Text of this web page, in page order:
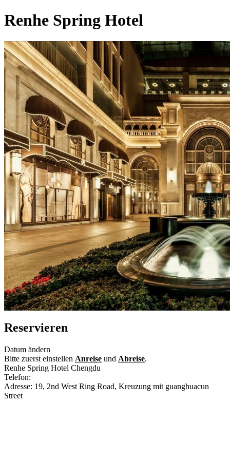
Renhe Spring Hotel
Reservieren
Datum ändern
Bitte zuerst einstellen Anreise und Abreise.
Renhe Spring Hotel Chengdu
Telefon:
Adresse: 19, 2nd West Ring Road, Kreuzung mit guanghuacun
Street